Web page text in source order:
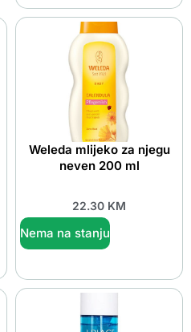
Weleda mlijeko za njegu
neven 200 ml
22.30 KM
Nema na stanju